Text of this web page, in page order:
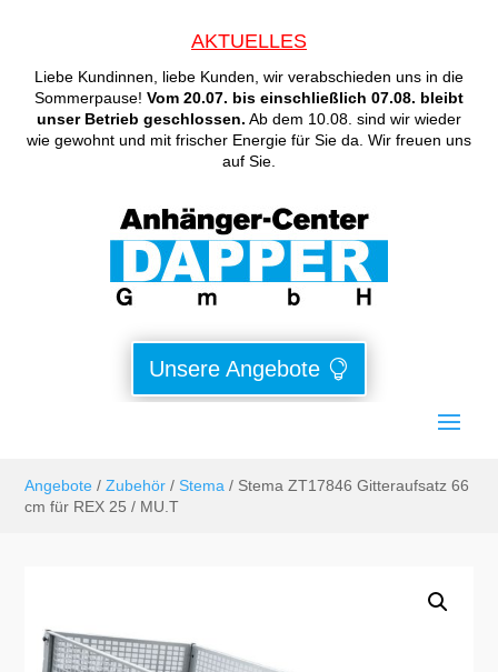
AKTUELLES
Liebe Kundinnen, liebe Kunden, wir verabschieden uns in die
Sommerpause! Vom 20.07. bis einschließlich 07.08. bleibt
unser Betrieb geschlossen. Ab dem 10.08. sind wir wieder
wie gewohnt und mit frischer Energie für Sie da. Wir freuen uns
auf Sie.
Unsere Angebote
Angebote /Zubehör /Stema / Stema ZT17846 Gitteraufsatz 66
cm für REX 25 / MU.T